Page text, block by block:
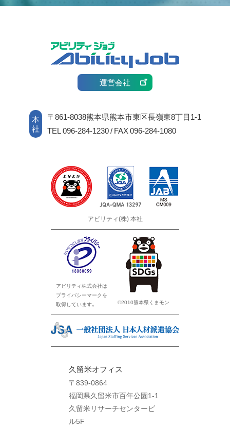
運営会社
本
社
〒861-8038熊本県熊本市東区長嶺東8丁目1-1
TEL 096-284-1230 / FAX 096-284-1080
アビリティ(株) 本社
アビリティ株式会社は
プライバシーマークを
取得しています。
©2010熊本県くまモン
久留米オフィス
〒839-0864
福岡県久留米市百年公園1-1
久留米リサーチセンタービ
ル5F